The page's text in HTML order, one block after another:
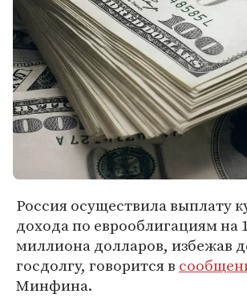
Россия осуществила выплату
дохода по еврооблигациям на
миллиона долларов, избежав
госдолгу, говорится в
Минфина.